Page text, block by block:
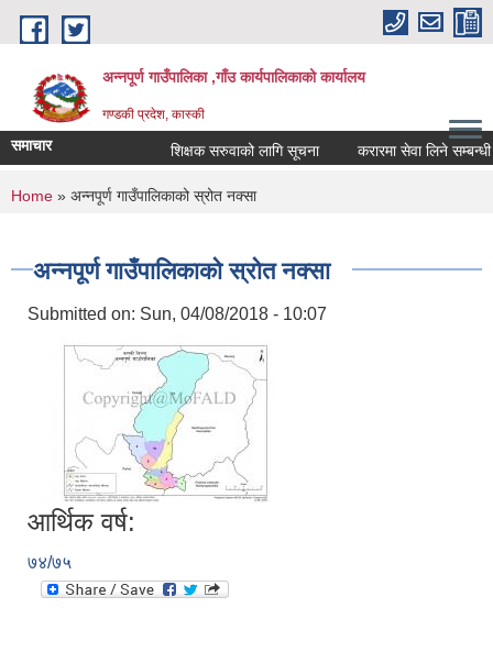
Skip to main content
अन्नपूर्ण गाउँपालिका ,गाँउ कार्यपालिकाको कार्यालय
गण्डकी प्रदेश, कास्की
समाचार शिक्षक सरुवाको लागि सूचना करारमा सेवा लिने सम्बन्धी
You are here
Home » अन्नपूर्ण गाउँपालिकाको स्रोत नक्सा
अन्नपूर्ण गाउँपालिकाको स्रोत नक्सा
Submitted on: Sun, 04/08/2018 - 10:07
आर्थिक वर्ष:
७४/७५